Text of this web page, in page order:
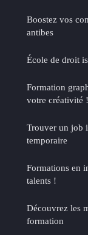
Boostez vos
antibes
École de droit
Formation
votre créativité !
Trouver un job
temporaire
Formations en
talents !
Découvrez les
formation